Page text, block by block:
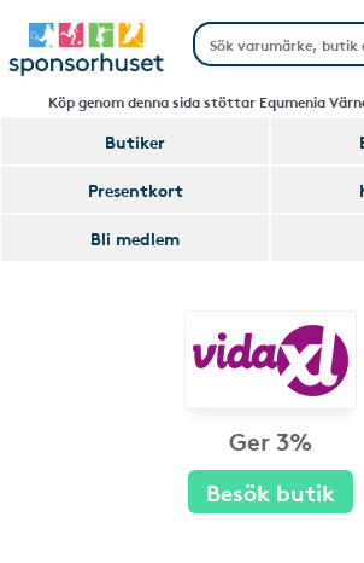
Köp genom denna sida stöttar Equmenia
Butiker
Presentkort
Bli medlem
Ger 3%
Besök butik